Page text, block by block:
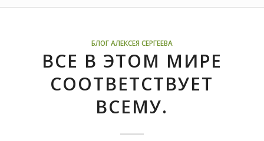
БЛОГ АЛЕКСЕЯ СЕРГЕЕВА
ВСЕ В ЭТОМ МИРЕ
СООТВЕТСТВУЕТ
ВСЕМУ.